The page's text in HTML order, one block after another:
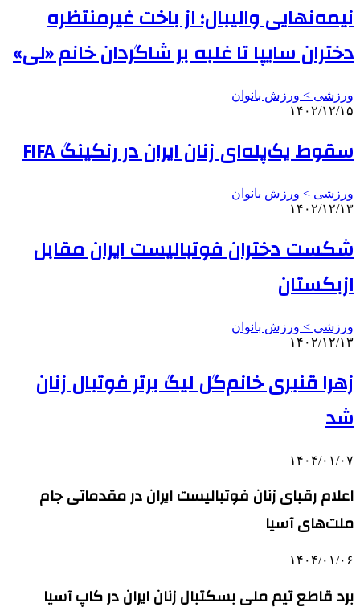
نیمه‌نهایی والیبال؛ از باخت غیرمنتظره
دختران سایپا تا غلبه بر شاگردان خانم «لی»
ورزشی > ورزش بانوان
۱۴۰۲/۱۲/۱۵
سقوط یک‌پله‌ای زنان ایران در رنکینگ FIFA
ورزشی > ورزش بانوان
۱۴۰۲/۱۲/۱۳
شکست دختران فوتبالیست ایران مقابل
ازبکستان
ورزشی > ورزش بانوان
۱۴۰۲/۱۲/۱۳
زهرا قنبری خانم‌گل لیگ برتر فوتبال زنان
شد
۱۴۰۴/۰۱/۰۷
اعلام رقبای زنان فوتبالیست ایران در مقدماتی جام
ملت‌های آسیا
۱۴۰۴/۰۱/۰۶
برد قاطع تیم ملی بسکتبال زنان ایران در کاپ آسیا